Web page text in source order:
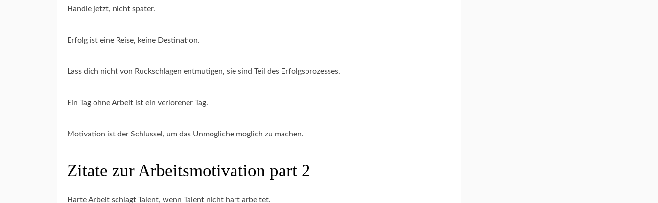
Handle jetzt, nicht spater.
Erfolg ist eine Reise, keine Destination.
Lass dich nicht von Ruckschlagen entmutigen, sie sind Teil des Erfolgsprozesses.
Ein Tag ohne Arbeit ist ein verlorener Tag.
Motivation ist der Schlussel, um das Unmogliche moglich zu machen.
Zitate zur Arbeitsmotivation part 2
Harte Arbeit schlagt Talent, wenn Talent nicht hart arbeitet.